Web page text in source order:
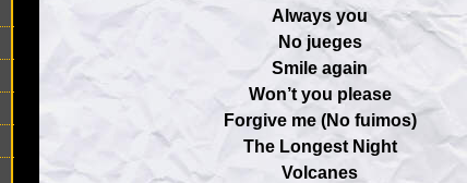
Always you
No jueges
Smile again
Won’t you please
Forgive me (No fuimos)
The Longest Night
Volcanes